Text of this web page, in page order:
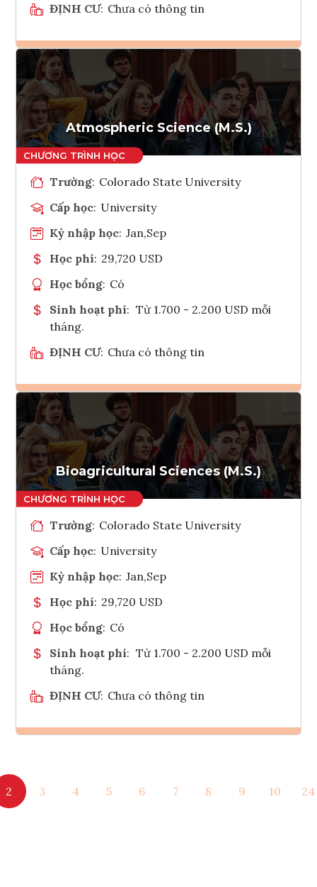
ĐỊNH CƯ: Chưa có thông tin
Ghi danh
Tham vấn Interlink
Atmospheric Science (M.S.)
Trường: Colorado State University
Cấp học: University
Kỳ nhập học: Jan,Sep
Học phí: 29,720 USD
Học bổng: Có
Sinh hoạt phí: Từ 1.700 - 2.200 USD mỗi
tháng.
ĐỊNH CƯ: Chưa có thông tin
Ghi danh
Tham vấn Interlink
Bioagricultural Sciences (M.S.)
Trường: Colorado State University
Cấp học: University
Kỳ nhập học: Jan,Sep
Học phí: 29,720 USD
Học bổng: Có
Sinh hoạt phí: Từ 1.700 - 2.200 USD mỗi
tháng.
ĐỊNH CƯ: Chưa có thông tin
Tham vấn Interlink
2 3 4 5 6 7 8 9 10 24